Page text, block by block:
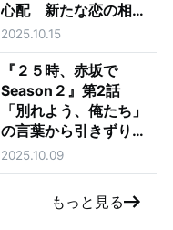
心配 新たな恋の相手
に「大丈夫そう？」の
声も
2025.10.15
『２５時、赤坂で
Season２』第2話
「別れよう、俺たち」
の言葉から引きずり出
される駒木根葵汰"羽
山"と新原泰佑"白崎"の
2025.10.09
もっと見る